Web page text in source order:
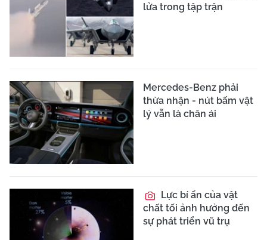
lửa trong tập trận
Mercedes-Benz phải
thừa nhận - nút bấm vật
lý vẫn là chân ái
Lực bí ẩn của vật
chất tối ảnh hưởng đến
sự phát triển vũ trụ